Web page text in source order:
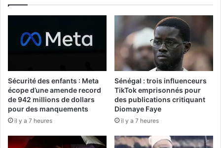
Sécurité des enfants : Meta
écope d’une amende record
de 942 millions de dollars
pour des manquements
il y a 7 heures
Sénégal : trois influenceurs
TikTok emprisonnés pour
des publications critiquant
Diomaye Faye
il y a 7 heures